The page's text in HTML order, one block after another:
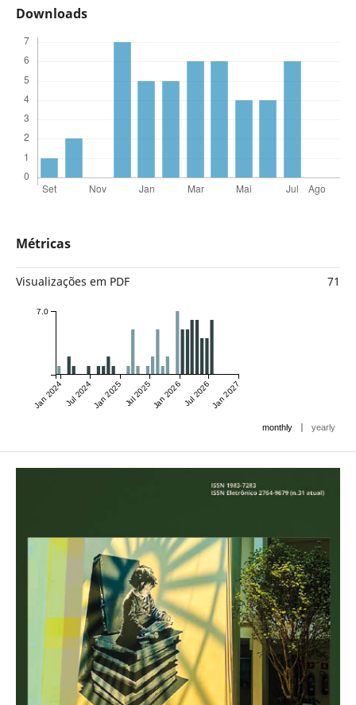
Downloads
Métricas
Visualizações em PDF 71
Jan 2024Jul 2024Jan 2025Jul 2025Jan 2026Jul 2026Jan 2027
7.0
monthly | yearly